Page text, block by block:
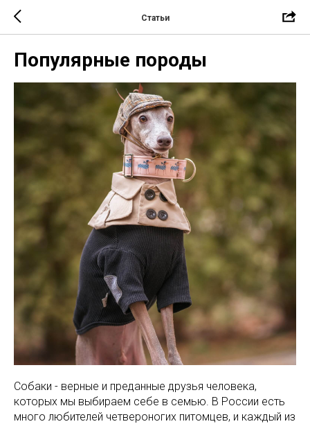
Статьи
Популярные породы
Собаки - верные и преданные друзья человека,
которых мы выбираем себе в семью. В России есть
много любителей четвероногих питомцев, и каждый из